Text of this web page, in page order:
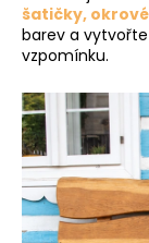
šatičky, okrové
barev a
vzpomínku.